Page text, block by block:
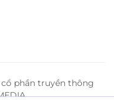
phần truyền thông